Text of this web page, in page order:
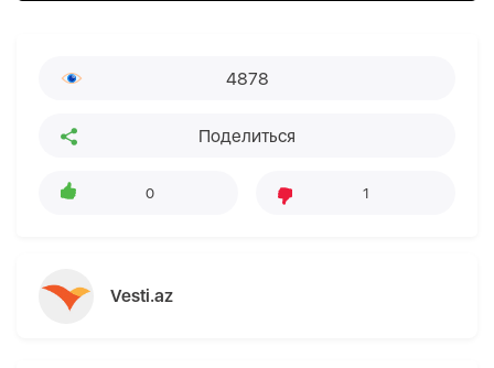
4878
Поделиться
0 1
Vesti.az